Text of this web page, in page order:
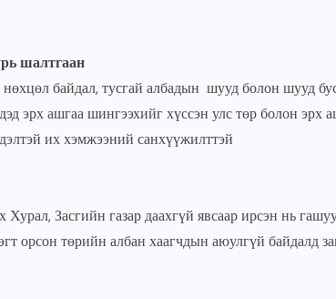
шалтгаан
байдал, тусгай албадын шууд болон шууд
эрх ашгаа шингээхийг хүссэн улс төр болон эрх
их хэмжээний санхүүжилттэй
Засгийн газар даахгүй явсаар ирсэн нь
орсон төрийн албан хаагчдын аюулгүй байдалд